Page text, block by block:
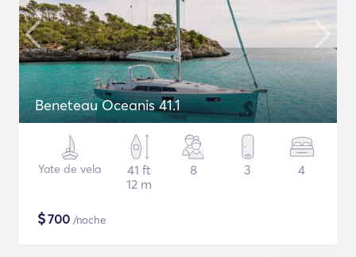
Beneteau Oceanis 41.1
Yate de vela
41 ft
12 m
8 3 4
$700 /noche